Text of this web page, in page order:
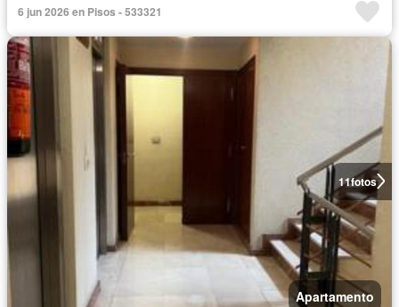
6 jun 2026 en Pisos - 533321
11fotos
Apartamento